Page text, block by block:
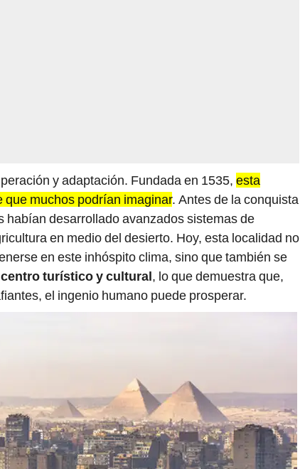
y adaptación. Fundada en 1535, esta
que muchos podrían imaginar. Antes de la conquista
habían desarrollado avanzados sistemas de
en medio del desierto. Hoy, esta localidad no
en este inhóspito clima, sino que también se
centro turístico y cultural, lo que demuestra que,
el ingenio humano puede prosperar.